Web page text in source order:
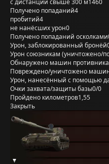
с дистанции свыше 300 м1460
Получено попаданий4
пробитий4
не нанёсших урон0
Получено попаданий осколками
Урон, заблокированный бронёй
Урон союзникам (уничтожено/
Обнаружено машин противника
Повреждено/уничтожено
Урон, нанесённый с помощью
Очки захвата/защиты базы0/0
Пройдено километров1,55
Закрыть